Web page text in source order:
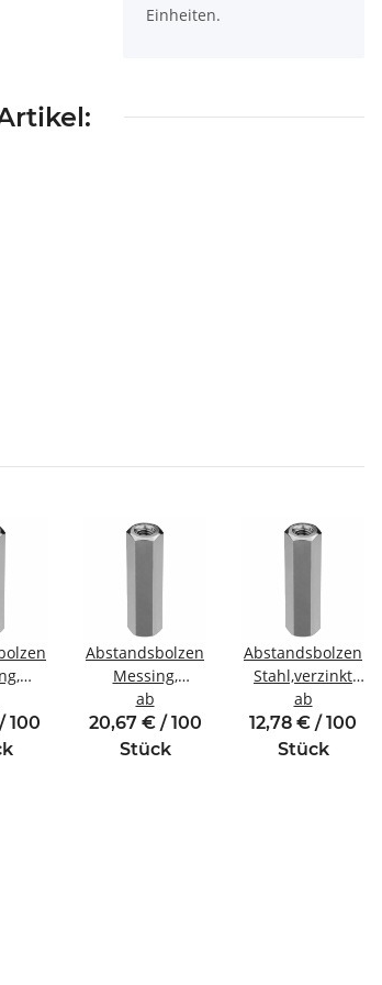
Einheiten.
100
Abstandsbolzen
Messing,
vernickelt
Innen/Innengewinde
M5 SW8
ab
20,67 € / 100
Stück
Abstandsbolzen
Stahl,verzinkt
Innen/
M5 SW8
ab
12,78 € / 100
Stück